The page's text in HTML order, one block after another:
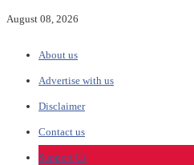
August 08, 2026
About us
Advertise with us
Disclaimer
Contact us
Support Us